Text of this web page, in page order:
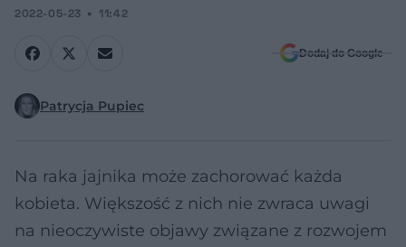
2022-05-23 11:42
Dodaj do Google
Patrycja Pupiec
Na raka jajnika może zachorować każda
kobieta. Większość z nich nie zwraca uwagi
na nieoczywiste objawy związane z rozwojem